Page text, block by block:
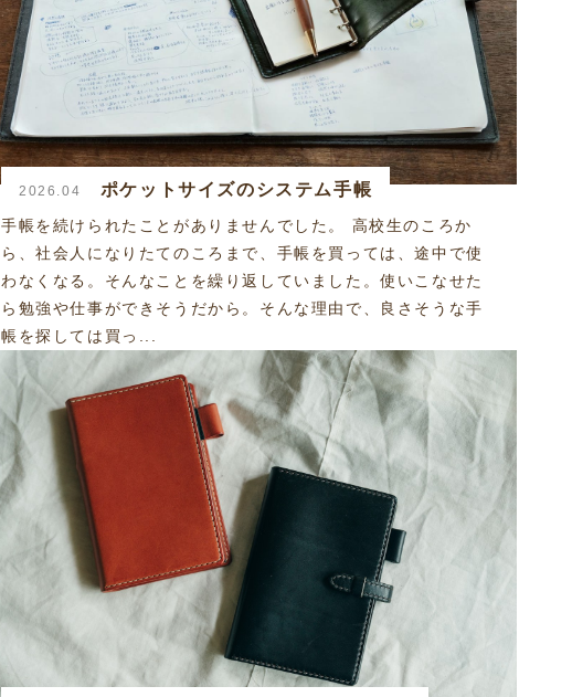
2026.04 ポケットサイズのシステム手帳
手帳を続けられたことがありませんでした。 高校生のころか
ら、社会人になりたてのころまで、手帳を買っては、途中で使
わなくなる。そんなことを繰り返していました。使いこなせた
ら勉強や仕事ができそうだから。そんな理由で、良さそうな手
帳を探しては買っ...